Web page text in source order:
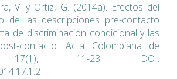
V. y Ortiz, G. (2014a). Efectos del
de las descripciones pre-contacto
de discriminación condicional y las
contacto. Acta Colombiana de
17(1), 11-23. DOI: